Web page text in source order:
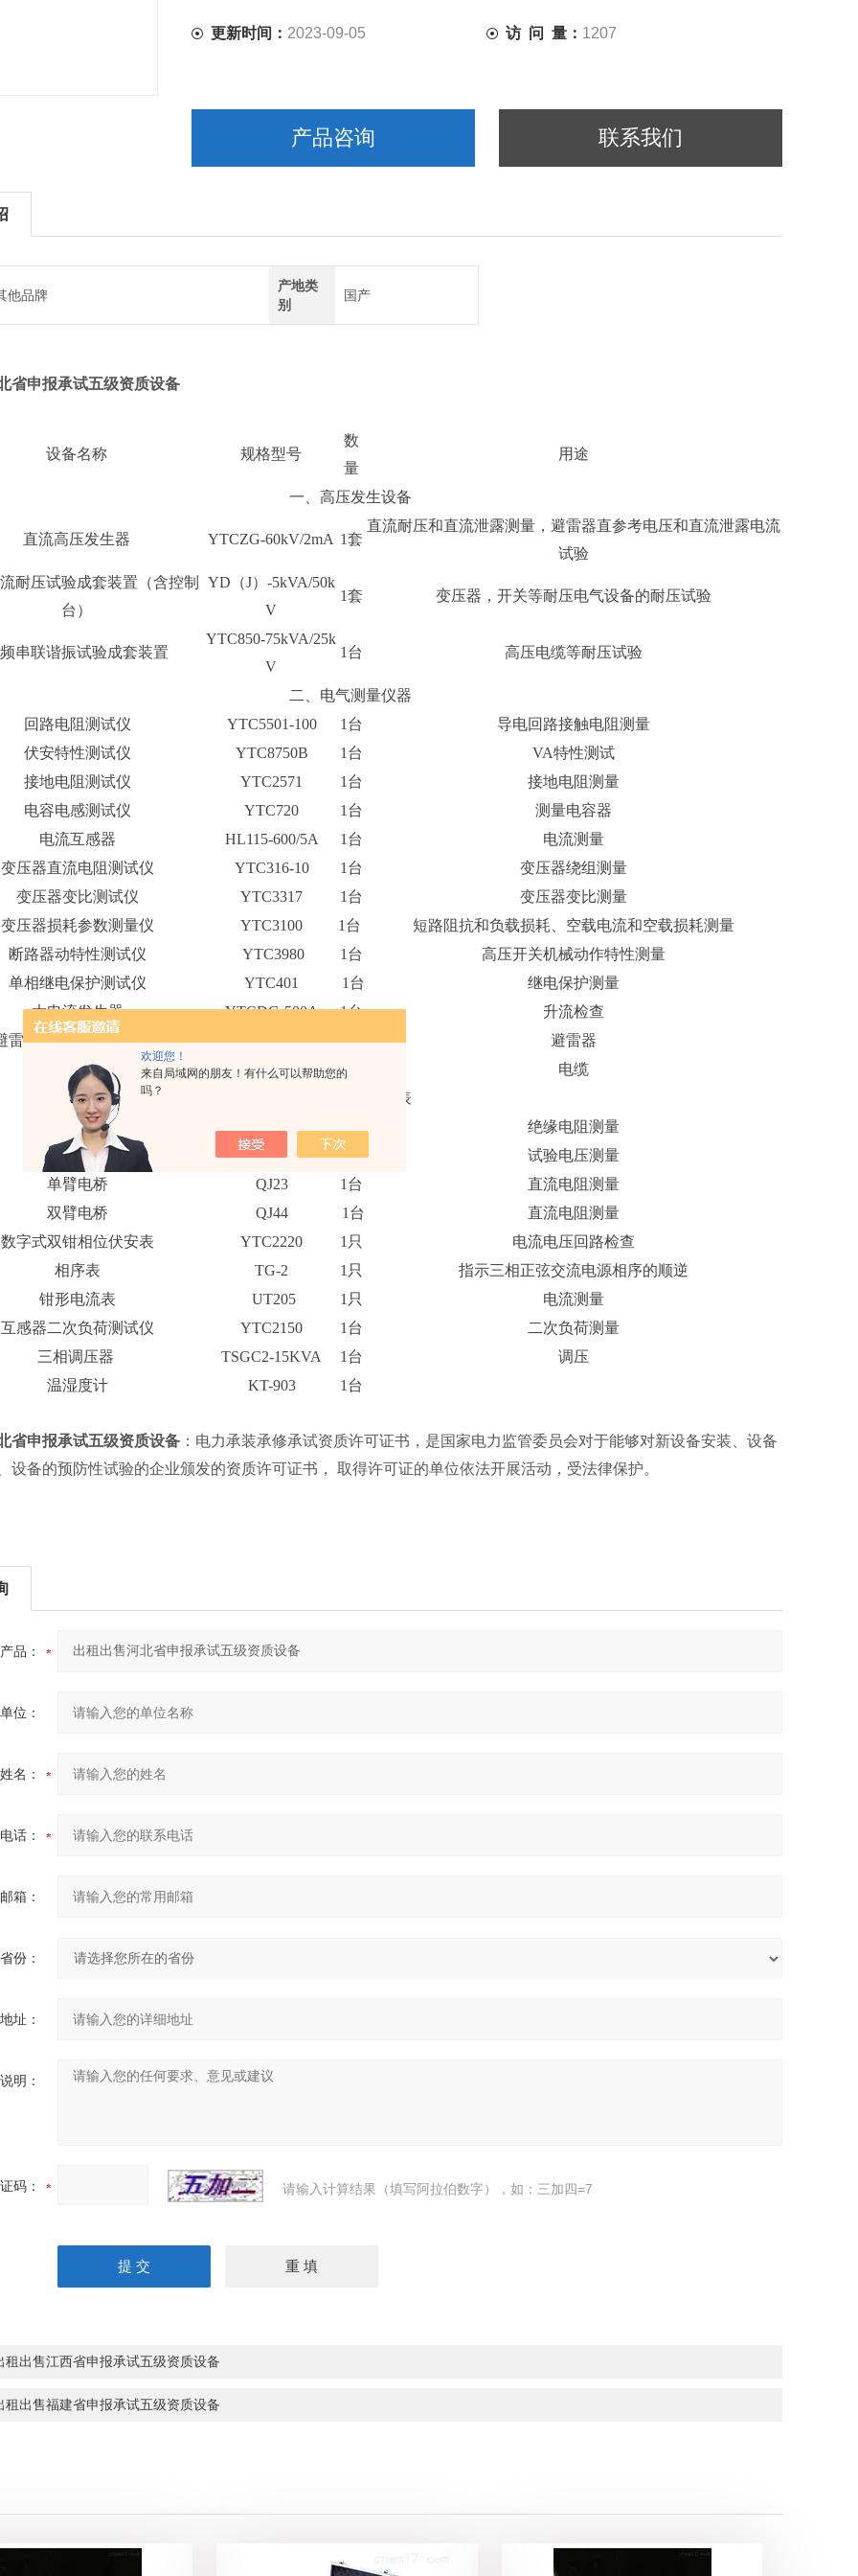
欢迎您！
来自局域网的朋友！有什么可以帮助您的
吗？
更新时间： 2023-09-05 访 问 量： 1207
产品咨询 联系我们
他品牌
产地类
别
国产
省申报承试五级资质设备
设备名称 规格型号
数
量
用途
一、高压发生设备
直流高压发生器 YTCZG-60kV/2mA 1套
直流耐压和直流泄露测量，避雷器直参考电压和直流泄露电流
试验
耐压试验成套装置（含控制
台）
YD（J）-5kVA/50k
V
1套 变压器，开关等耐压电气设备的耐压试验
串联谐振试验成套装置
YTC850-75kVA/25k
V
1台 高压电缆等耐压试验
二、电气测量仪器
回路电阻测试仪 YTC5501-100 1台
导电回路接触电阻测量
伏安特性测试仪 YTC8750B 1台
VA特性测试
接地电阻测试仪 YTC2571 1台
接地电阻测量
电容电感测试仪 YTC720 1台
测量电容器
电流互感器 HL115-600/5A 1台
电流测量
变压器直流电阻测试仪 YTC316-10 1台
变压器绕组测量
变压器变比测试仪 YTC3317 1台
变压器变比测量
变压器损耗参数测量仪 YTC3100 1台
短路阻抗和负载损耗、空载电流和空载损耗测量
断路器动特性测试仪 YTC3980 1台
高压开关机械动作特性测量
单相继电保护测试仪 YTC401 1台
继电保护测量
大电流发生器 YTCDG-500A 1台
升流检查
雷器放电计数器测试仪 YTC605 1台
避雷器
电缆识别仪 YTC601 1台
电缆
三、常用仪器仪表
数字式兆欧表
绝缘电阻测量
万用表 MF47 1只
试验电压测量
单臂电桥 QJ23 1台
直流电阻测量
双臂电桥 QJ44 1台
直流电阻测量
数字式双钳相位伏安表 YTC2220 1只
电流电压回路检查
相序表 TG-2 1只
指示三相正弦交流电源相序的顺逆
钳形电流表 UT205 1只
电流测量
互感器二次负荷测试仪 YTC2150 1台
二次负荷测量
三相调压器 TSGC2-15KVA 1台
调压
温湿度计 KT-903 1台
省申报承试五级资质设备：电力承装承修承试资质许可证书，是国家电力监管委员会对于能够对新设备安装、设备
设备的预防性试验的企业颁发的资质许可证书， 取得许可证的单位依法开展活动，受法律保护。
产品：
位：
名：
话：
箱：
省份：
址：
明：
码： 请输入计算结果（填写阿拉伯数字），如：三加四=7
租出售江西省申报承试五级资质设备
租出售福建省申报承试五级资质设备